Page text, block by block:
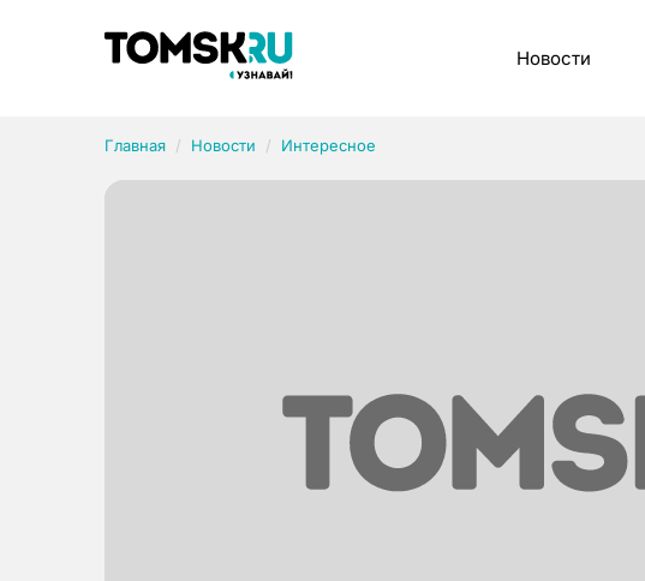
Новости
Главная Новости Интересное
Рубрики